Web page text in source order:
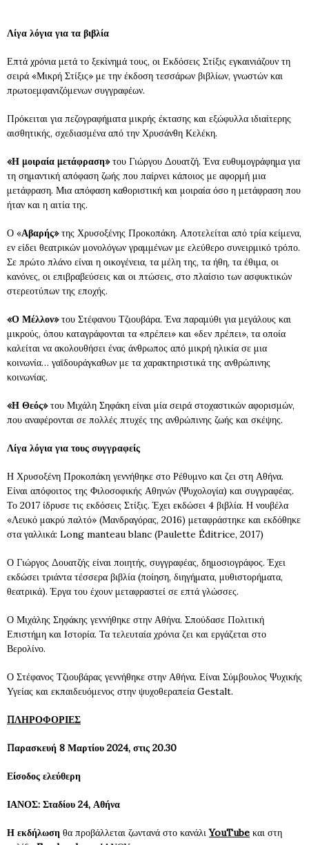
Λίγα λόγια για τα βιβλία
Επτά χρόνια μετά το ξεκίνημά τους, οι Εκδόσεις Στίξις εγκαινιάζουν τη
σειρά «Μικρή Στίξις» με την έκδοση τεσσάρων βιβλίων, γνωστών και
πρωτοεμφανιζόμενων συγγραφέων.
Πρόκειται για πεζογραφήματα μικρής έκτασης και εξώφυλλα ιδιαίτερης
αισθητικής, σχεδιασμένα από την Χρυσάνθη Κελέκη.
«Η μοιραία μετάφραση»του Γιώργου Δουατζή. Ένα ευθυμογράφημα για
τη σημαντική απόφαση ζωής που παίρνει κάποιος με αφορμή μια
μετάφραση. Μια απόφαση καθοριστική και μοιραία όσο η μετάφραση που
ήταν και η αιτία της.
Ο «Αβαρής»της Χρυσοξένης Προκοπάκη. Αποτελείται από τρία κείμενα,
εν είδει θεατρικών μονολόγων γραμμένων με ελεύθερο συνειρμικό τρόπο.
Σε πρώτο πλάνο είναι η οικογένεια, τα μέλη της, τα ήθη, τα έθιμα, οι
κανόνες, οι επιβραβεύσεις και οι πτώσεις, στο πλαίσιο των ασφυκτικών
στερεοτύπων της εποχής.
«Ο Μέλλον»του Στέφανου Τζιουβάρα. Ένα παραμύθι για μεγάλους και
μικρούς, όπου καταγράφονται τα «πρέπει» και «δεν πρέπει», τα οποία
καλείται να ακολουθήσει ένας άνθρωπος από μικρή ηλικία σε μια
κοινωνία… γαϊδουράγκαθων με τα χαρακτηριστικά της ανθρώπινης
κοινωνίας.
«Η Θεός»του Μιχάλη Σηφάκη είναι μία σειρά στοχαστικών αφορισμών,
που αναφέρονται σε πολλές πτυχές της ανθρώπινης ζωής και σκέψης.
Λίγα λόγια για τους συγγραφείς
Η Χρυσοξένη Προκοπάκη γεννήθηκε στο Ρέθυμνο και ζει στη Αθήνα.
Είναι απόφοιτος της Φιλοσοφικής Αθηνών (Ψυχολογία) και συγγραφέας.
Το 2017 ίδρυσε τις εκδόσεις Στίξις. Έχει εκδώσει 4 βιβλία. Η νουβέλα
«Λευκό μακρύ παλτό» (Μανδραγόρας, 2016) μεταφράστηκε και εκδόθηκε
στα γαλλικά: Long manteau blanc (Paulette Éditrice, 2017)
Ο Γιώργος Δουατζής είναι ποιητής, συγγραφέας, δημοσιογράφος. Έχει
εκδώσει τριάντα τέσσερα βιβλία (ποίηση, διηγήματα, μυθιστορήματα,
θεατρικά). Έργα του έχουν μεταφραστεί σε επτά γλώσσες.
Ο Μιχάλης Σηφάκης γεννήθηκε στην Αθήνα. Σπούδασε Πολιτική
Επιστήμη και Ιστορία. Τα τελευταία χρόνια ζει και εργάζεται στο
Βερολίνο.
Ο Στέφανος Τζιουβάρας γεννήθηκε στην Αθήνα. Είναι Σύμβουλος Ψυχικής
Υγείας και εκπαιδευόμενος στην ψυχοθεραπεία Gestalt.
ΠΛΗΡΟΦΟΡΙΕΣ
Παρασκευή 8 Μαρτίου 2024, στις 20.30
Είσοδος ελεύθερη
ΙΑΝΟΣ: Σταδίου 24, Αθήνα
Η εκδήλωση θα προβάλλεται ζωντανά στο κανάλιYouTube και στη